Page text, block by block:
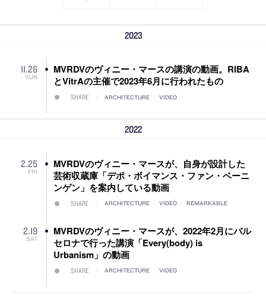
2023
11.26
SUN
MVRDVのヴィニー・マースの講演の動画。RIBA
とVitrAの主催で2023年6月に行われたもの
SHARE ARCHITECTURE VIDEO
2022
2.25
FRI
MVRDVのヴィニー・マースが、自身が設計した
芸術収蔵庫「デポ・ボイマンス・ファン・ベーニ
ンゲン」を案内している動画
SHARE ARCHITECTURE VIDEO REMARKABLE
2.19
SAT
MVRDVのヴィニー・マースが、2022年2月にバル
セロナで行った講演「Every(body) is
Urbanism」の動画
SHARE ARCHITECTURE VIDEO